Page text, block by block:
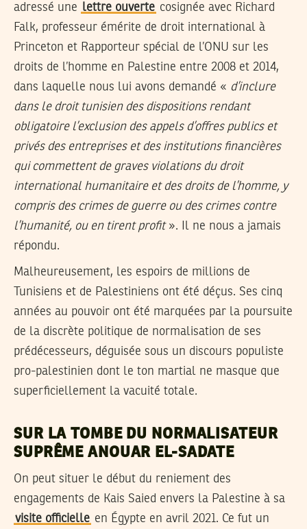
adressé une lettre ouverte cosignée avec Richard
Falk, professeur émérite de droit international à
Princeton et Rapporteur spécial de l’ONU sur les
droits de l’homme en Palestine entre 2008 et 2014,
dans laquelle nous lui avons demandé « d’inclure
dans le droit tunisien des dispositions rendant
obligatoire l’exclusion des appels d’offres publics et
privés des entreprises et des institutions financières
qui commettent de graves violations du droit
international humanitaire et des droits de l’homme, y
compris des crimes de guerre ou des crimes contre
l’humanité, ou en tirent profit». Il ne nous a jamais
répondu.
Malheureusement, les espoirs de millions de
Tunisiens et de Palestiniens ont été déçus. Ses cinq
années au pouvoir ont été marquées par la poursuite
de la discrète politique de normalisation de ses
prédécesseurs, déguisée sous un discours populiste
pro-palestinien dont le ton martial ne masque que
superficiellement la vacuité totale.
SUR LA TOMBE DU NORMALISATEUR
SUPRÊME ANOUAR EL-SADATE
On peut situer le début du reniement des
engagements de Kais Saied envers la Palestine à sa
visite officielle en Égypte en avril 2021. Ce fut un